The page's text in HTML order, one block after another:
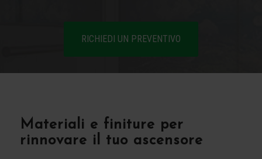
RICHIEDI UN PREVENTIVO
Materiali e finiture per
rinnovare il tuo ascensore